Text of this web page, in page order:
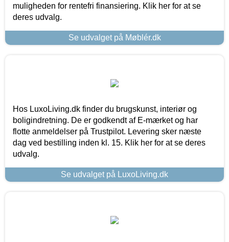
muligheden for rentefri finansiering. Klik her for at se
deres udvalg.
Se udvalget på Møblér.dk
Hos LuxoLiving.dk finder du brugskunst, interiør og
boligindretning. De er godkendt af E-mærket og har
flotte anmeldelser på Trustpilot. Levering sker næste
dag ved bestilling inden kl. 15. Klik her for at se deres
udvalg.
Se udvalget på LuxoLiving.dk